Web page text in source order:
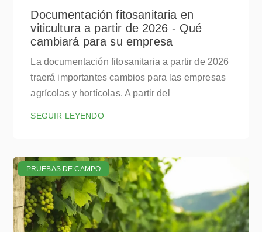
Documentación fitosanitaria en
viticultura a partir de 2026 - Qué
cambiará para su empresa
La documentación fitosanitaria a partir de 2026
traerá importantes cambios para las empresas
agrícolas y hortícolas. A partir del
SEGUIR LEYENDO
PRUEBAS DE CAMPO